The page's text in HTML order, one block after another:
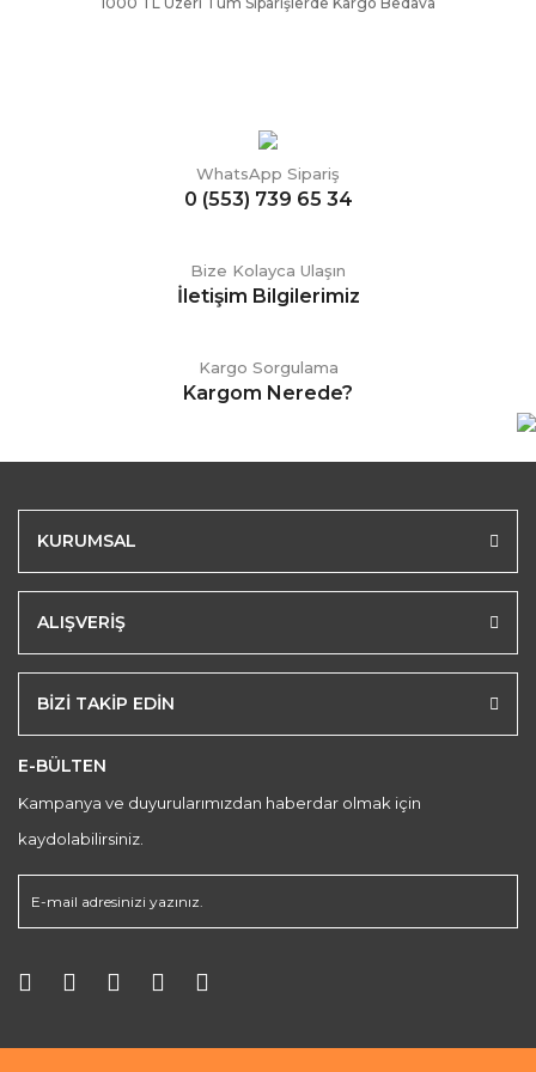
WhatsApp Sipariş
0 (553) 739 65 34
Bize Kolayca Ulaşın
İletişim Bilgilerimiz
Kargo Sorgulama
Kargom Nerede?
KURUMSAL
ALIŞVERİŞ
BİZİ TAKİP EDİN
E-BÜLTEN
Kampanya ve duyurularımızdan haberdar olmak için
kaydolabilirsiniz.